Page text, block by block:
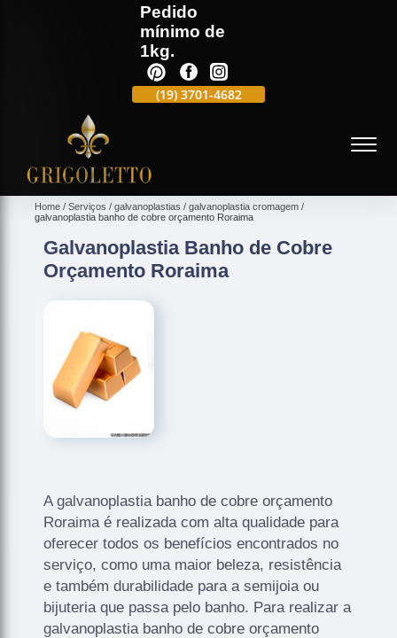
Pedido
mínimo de
1kg.
(19)3701-4682
Home Serviços galvanoplastias
galvanoplastia cromagem
galvanoplastia banho de cobre orçamento Roraima
Galvanoplastia Banho de Cobre
Orçamento Roraima
A galvanoplastia banho de cobre orçamento
Roraima é realizada com alta qualidade para
oferecer todos os benefícios encontrados no
serviço, como uma maior beleza, resistência
e também durabilidade para a semijoia ou
bijuteria que passa pelo banho. Para realizar a
galvanoplastia banho de cobre orçamento